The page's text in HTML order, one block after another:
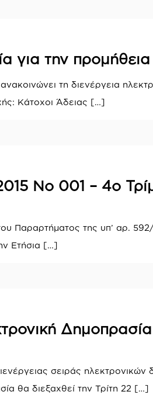
για την
τη διενέργεια
Κάτοχοι Άδειας […]
Νο 001 – 4ο
Παραρτήματος της υπ’ αρ.
Ετήσια […]
σειράς
θα διεξαχθεί την Τρίτη 22 […]